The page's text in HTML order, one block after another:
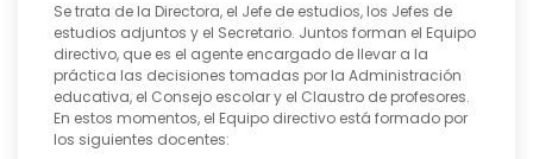
Se trata de la Directora, el Jefe de estudios, los Jefes de
estudios adjuntos y el Secretario. Juntos forman el Equipo
directivo, que es el agente encargado de llevar a la
práctica las decisiones tomadas por la Administración
educativa, el Consejo escolar y el Claustro de profesores.
En estos momentos, el Equipo directivo está formado por
los siguientes docentes: